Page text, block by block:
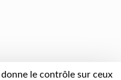
le contrôle sur ceux